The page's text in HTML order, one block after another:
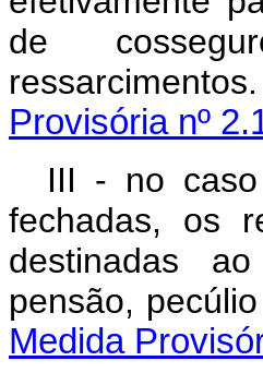
de
Provisória nº
III - no caso
fechadas, os
destinadas
pensão,
Medida